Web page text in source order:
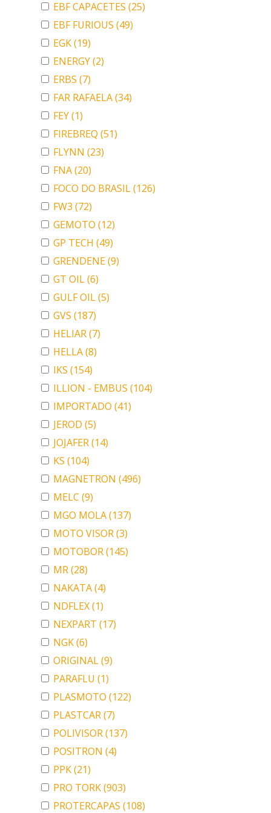
EBF CAPACETES (25)
EBF FURIOUS (49)
EGK(19)
ENERGY(2)
ERBS (7)
FAR RAFAELA(34)
FEY(1)
FIREBREQ (51)
FLYNN (23)
FNA(20)
FOCO DO BRASIL(126)
FW3 (72)
GEMOTO (12)
GP TECH (49)
GRENDENE(9)
GT OIL(6)
GULF OIL(5)
GVS (187)
HELIAR(7)
HELLA(8)
IKS (154)
ILLION - EMBUS (104)
IMPORTADO (41)
JEROD (5)
JOJAFER(14)
KS (104)
MAGNETRON (496)
MELC (9)
MGO MOLA(137)
MOTO VISOR(3)
MOTOBOR(145)
MR(28)
NAKATA(4)
NDFLEX(1)
NEXPART (17)
NGK(6)
ORIGINAL(9)
PARAFLU (1)
PLASMOTO (122)
PLASTCAR(7)
POLIVISOR(137)
POSITRON (4)
PPK(21)
PRO TORK(903)
PROTERCAPAS (108)